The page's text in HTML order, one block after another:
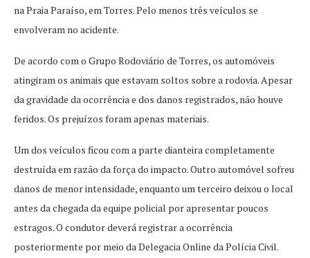
na Praia Paraíso, em Torres. Pelo menos três veículos se
envolveram no acidente.
De acordo com o Grupo Rodoviário de Torres, os automóveis
atingiram os animais que estavam soltos sobre a rodovia. Apesar
da gravidade da ocorrência e dos danos registrados, não houve
feridos. Os prejuízos foram apenas materiais.
Um dos veículos ficou com a parte dianteira completamente
destruída em razão da força do impacto. Outro automóvel sofreu
danos de menor intensidade, enquanto um terceiro deixou o local
antes da chegada da equipe policial por apresentar poucos
estragos. O condutor deverá registrar a ocorrência
posteriormente por meio da Delegacia Online da Polícia Civil.